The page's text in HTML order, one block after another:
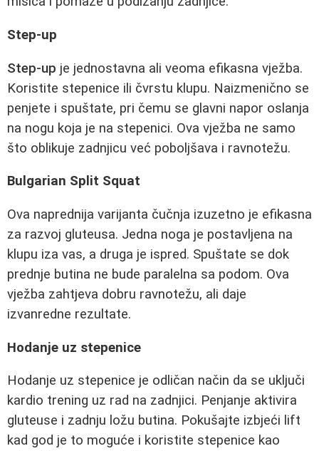
Step-up
Step-up je jednostavna ali veoma efikasna vježba.
Koristite stepenice ili čvrstu klupu. Naizmenično se
penjete i spuštate, pri čemu se glavni napor oslanja
na nogu koja je na stepenici. Ova vježba ne samo
što oblikuje zadnjicu već poboljšava i ravnotežu.
Bulgarian Split Squat
Ova naprednija varijanta čučnja izuzetno je efikasna
za razvoj gluteusa. Jedna noga je postavljena na
klupu iza vas, a druga je ispred. Spuštate se dok
prednje butina ne bude paralelna sa podom. Ova
vježba zahtjeva dobru ravnotežu, ali daje
izvanredne rezultate.
Hodanje uz stepenice
Hodanje uz stepenice je odličan način da se uključi
kardio trening uz rad na zadnjici. Penjanje aktivira
gluteuse i zadnju ložu butina. Pokušajte izbjeći lift
kad god je to moguće i koristite stepenice kao